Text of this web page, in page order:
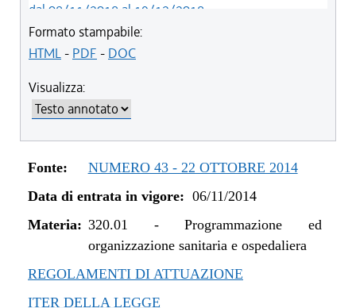
dal 08/11/2018 al 19/12/2018
dal 29/03/2018 al 07/11/2018
dal 15/02/2018 al 28/03/2018
dal 10/08/2017 al 04/01/2018
dal 13/08/2016 al 09/08/2017
dal 13/01/2016 al 12/08/2016
dal 11/08/2015 al 12/01/2016
dal 01/01/2015 al 06/01/2015
dal 06/11/2014 al 31/12/2014
Formato stampabile:
HTML- PDF - DOC
Visualizza:
Fonte:
NUMERO 43 - 22 OTTOBRE 2014
Data di entrata in vigore: 06/11/2014
Materia: 320.01 -Programmazione ed
organizzazione sanitaria e ospedaliera
REGOLAMENTI DI ATTUAZIONE
ITER DELLA LEGGE